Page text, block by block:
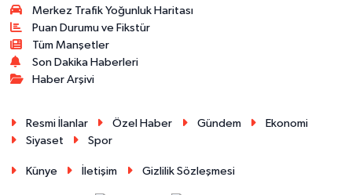
Merkez Trafik Yoğunluk Haritası
Puan Durumu ve Fikstür
Tüm Manşetler
Son Dakika Haberleri
Haber Arşivi
Resmi İlanlar Özel Haber Gündem
Ekonomi
Siyaset
Spor
Künye İletişim Gizlilik Sözleşmesi